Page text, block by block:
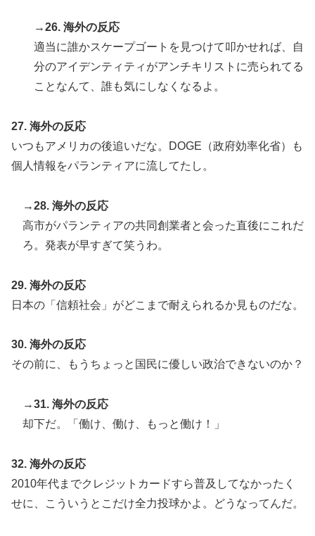
→26. 海外の反応
適当に誰かスケープゴートを見つけて叩かせれば、自
分のアイデンティティがアンチキリストに売られてる
ことなんて、誰も気にしなくなるよ。
27. 海外の反応
いつもアメリカの後追いだな。DOGE（政府効率化省）も
個人情報をパランティアに流してたし。
→28. 海外の反応
高市がパランティアの共同創業者と会った直後にこれだ
ろ。発表が早すぎて笑うわ。
29. 海外の反応
日本の「信頼社会」がどこまで耐えられるか見ものだな。
30. 海外の反応
その前に、もうちょっと国民に優しい政治できないのか？
→31. 海外の反応
却下だ。「働け、働け、もっと働け！」
32. 海外の反応
2010年代までクレジットカードすら普及してなかったく
せに、こういうとこだけ全力投球かよ。どうなってんだ。